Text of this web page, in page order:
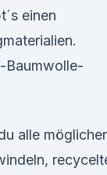
einen
Baumwolle-
alle